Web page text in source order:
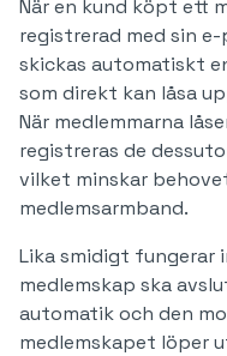
När en kund köpt ett
registrerad med sin
skickas automatiskt
som direkt kan låsa
När medlemmarna
registreras de
vilket minskar
medlemsarmband.
Lika smidigt fungerar
medlemskap ska
automatik och den
medlemskapet löper